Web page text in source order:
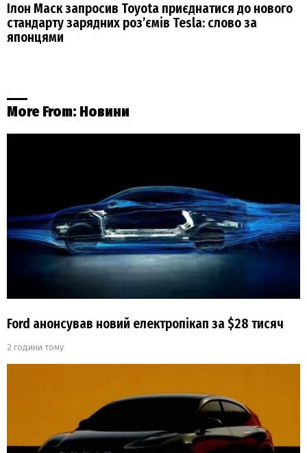
Ілон Маск запросив Toyota приєднатися до нового
стандарту зарядних розʼємів Tesla: слово за
японцями
More From: Новини
Ford анонсував новий електропікап за $28 тисяч
2 години тому